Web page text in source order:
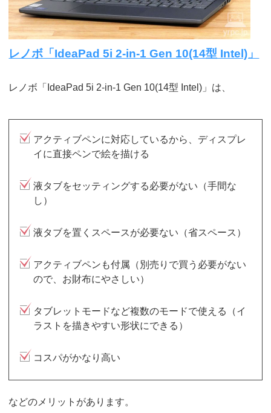
レノボ「IdeaPad 5i 2-in-1 Gen 10(14型 Intel)」
レノボ「IdeaPad 5i 2-in-1 Gen 10(14型 Intel)」は、
アクティブペンに対応しているから、ディスプレ
イに直接ペンで絵を描ける
液タブをセッティングする必要がない（手間な
し）
液タブを置くスペースが必要ない（省スペース）
アクティブペンも付属（別売りで買う必要がない
ので、お財布にやさしい）
タブレットモードなど複数のモードで使える（イ
ラストを描きやすい形状にできる）
コスパがかなり高い
などのメリットがあります。